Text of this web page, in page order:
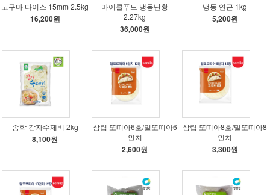
고구마 다이스 15mm 2.5kg
16,200원
마이클푸드 냉동난황
2.27kg
36,000원
냉동 연근 1kg
5,200원
송학 감자수제비 2kg
8,100원
삼립 또띠아6호/밀또띠아6
인치
2,600원
삼립 또띠아8호/밀또띠아8
인치
3,300원